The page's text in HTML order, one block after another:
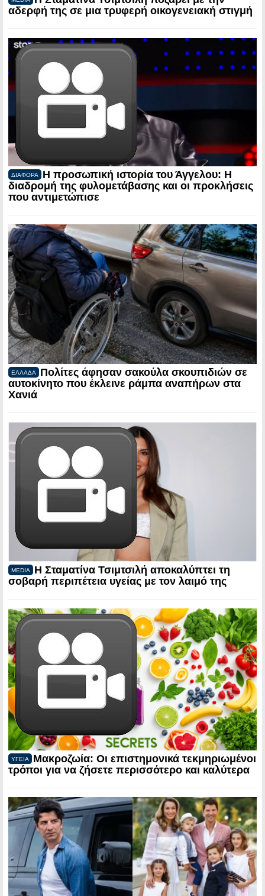
αδερφή της σε μια τρυφερή οικογενειακή στιγμή
ΔΙΑΦΟΡΑ
Η προσωπική ιστορία του Άγγελου: Η
διαδρομή της φυλομετάβασης και οι προκλήσεις
που αντιμετώπισε
ΕΛΛΑΔΑ
Πολίτες άφησαν σακούλα σκουπιδιών σε
αυτοκίνητο που έκλεινε ράμπα αναπήρων στα
Χανιά
MEDIA
Η Σταματίνα Τσιμτσιλή αποκαλύπτει τη
σοβαρή περιπέτεια υγείας με τον λαιμό της
ΥΓΕΙΑ
Μακροζωία: Οι επιστημονικά τεκμηριωμένοι
τρόποι για να ζήσετε περισσότερο και καλύτερα